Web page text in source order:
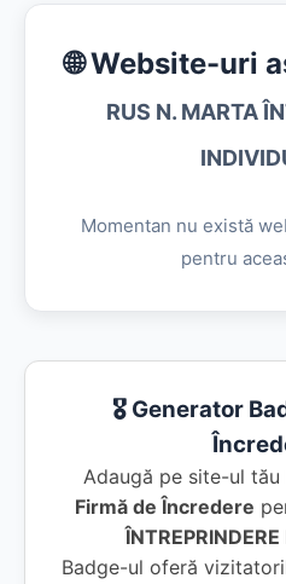
🌐 Website-uri
RUS N. MARTA
Momentan nu există
pentru
🎖️ Generator
Adaugă pe site-ul
Firmă de Încredere
Badge-ul oferă